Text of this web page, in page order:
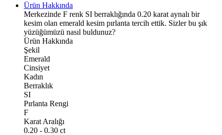
Ürün Hakkında
Merkezinde F renk SI berraklığında 0.20 karat aynalı bir
kesim olan emerald kesim pırlanta tercih ettik. Sizler bu şık
yüzüğümüzü nasıl buldunuz?
Ürün Hakkında
Şekil
Emerald
Cinsiyet
Kadın
Berraklık
SI
Pırlanta Rengi
F
Karat Aralığı
0.20 - 0.30 ct